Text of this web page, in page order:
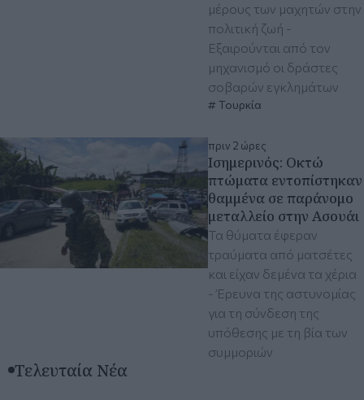
μέρους των μαχητών στην
πολιτική ζωή -
Εξαιρούνται από τον
μηχανισμό οι δράστες
σοβαρών εγκλημάτων
Τουρκία
πριν 2 ώρες
Ισημερινός: Οκτώ
πτώματα εντοπίστηκαν
θαμμένα σε παράνομο
μεταλλείο στην Ασουάι
Τα θύματα έφεραν
τραύματα από ματσέτες
και είχαν δεμένα τα χέρια
- Έρευνα της αστυνομίας
για τη σύνδεση της
υπόθεσης με τη βία των
συμμοριών
Τελευταία Νέα